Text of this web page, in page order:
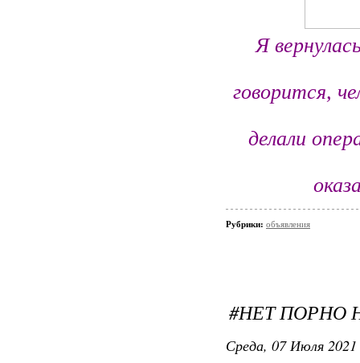
Я
говорится,
делали
Рубрики: объявления
#НЕТ ПОРНО
Среда, 07 Июля